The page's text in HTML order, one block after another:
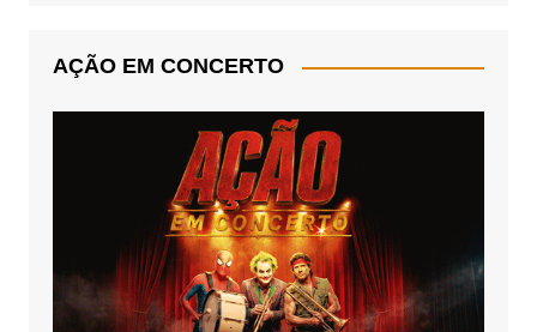
AÇÃO EM CONCERTO